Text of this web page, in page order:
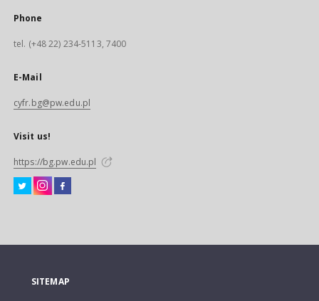
Phone
tel. (+48 22) 234-5113, 7400
E-Mail
cyfr.bg@pw.edu.pl
Visit us!
https://bg.pw.edu.pl
SITEMAP